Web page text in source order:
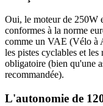
Oui, le moteur de 250W
conformes à la norme
comme un VAE (Vélo à
les pistes cyclables et
obligatoire (bien qu'une
recommandée).
L'autonomie de